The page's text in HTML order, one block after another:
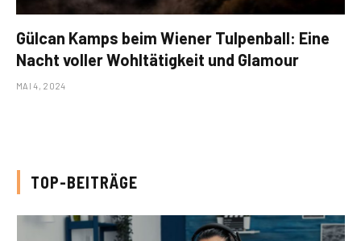
Gülcan Kamps beim Wiener Tulpenball: Eine
Nacht voller Wohltätigkeit und Glamour
MAI 4, 2024
TOP-BEITRÄGE